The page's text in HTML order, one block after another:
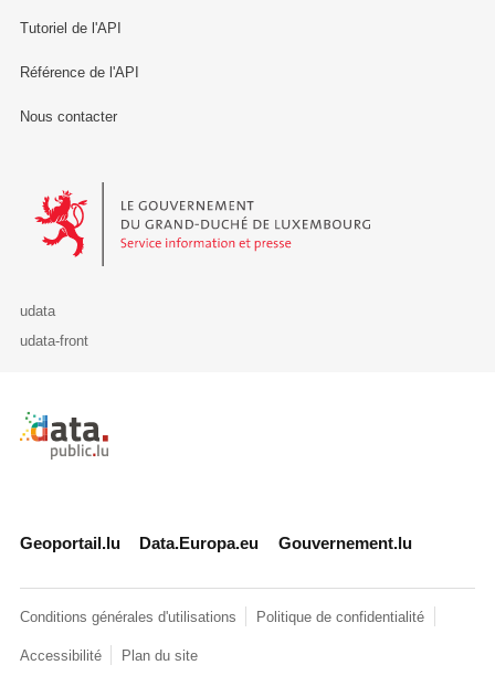
Tutoriel de l'API
Référence de l'API
Nous contacter
Le Gouvernement du Grand-Duché de Luxembourg - Service
udata
udata-front
Retour à l'accueil de data.public.lu
Geoportail.lu Data.Europa.eu Gouvernement.lu
Conditions générales d'utilisations Politique de confidentialité
Accessibilité Plan du site